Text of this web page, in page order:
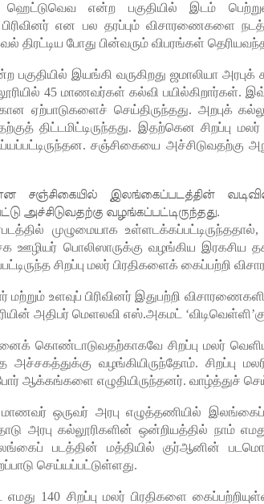
என்ற பகுதியில் இடம்
பிரிவினர் என பல தரப்பும்
திரட்டிய போது பின்வரும் விபரங்கள்
இயங்கி வருகிறது ஜமாலியா
45 மாணவர்கள் கல்வி பயில்கிறார்கள். இவ்
ஏற்பாடுகளைச் செய்திருந்தது. அறபுக்
திட்டமிட்டிருந்தது. இதற்கென சிறப்பு மலர்
சஞ்சிகையை அச்சிடுவதற்கு
சஞ்சிகையில் இலங்கைப்படத்தின்
அச்சிடுவதற்கு வழங்கப்பட்டிருந்தது.
முழுமையாக
பொலிஸாருக்கு வழங்கிய இரகசிய
சிறப்பு மலர் பிரதிகளைக் கைப்பற்றி
மற்றும் உளவுப் பிரிவினர் இதுபற்றி
அதிபர் மெளலவி எஸ்.அகமட்
கொண்டாடுவதற்காகவே சிறப்பு மலர்
அச்சகத்துக்கு வழங்கியிருந்தோம்.
ஆக்கங்களை எழுதியிருந்தனர். வாழ்த்துச்
மாணவர் ஒருவர் அரபு எழுத்தணியில்
அரபு கல்லூரிகளின் ஒன்றியத்தில் நாம்
படத்தின் மத்தியில் குர்ஆனின்
செய்யப்பட்டுள்ளது.
140 சிறப்பு மலர் பிரதிகளை